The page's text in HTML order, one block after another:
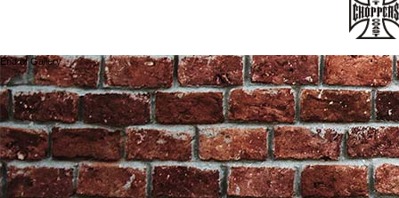
End of Gallery